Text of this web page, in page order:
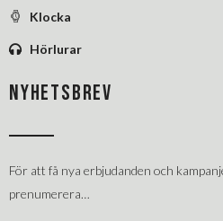
Klocka
Hörlurar
NYHETSBREV
För att få nya erbjudanden och
prenumerera…